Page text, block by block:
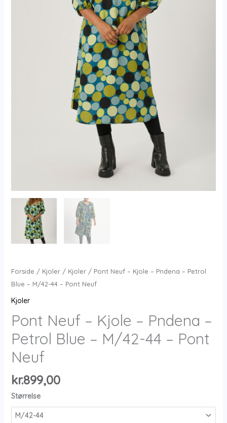
Forside / Kjoler/ Kjoler/ Pont Neuf – Kjole – Pndena – Petrol
Blue – M/42-44 – Pont Neuf
Kjoler
Pont Neuf – Kjole – Pndena –
Petrol Blue – M/42-44 – Pont
Neuf
kr.899,00
Størrelse